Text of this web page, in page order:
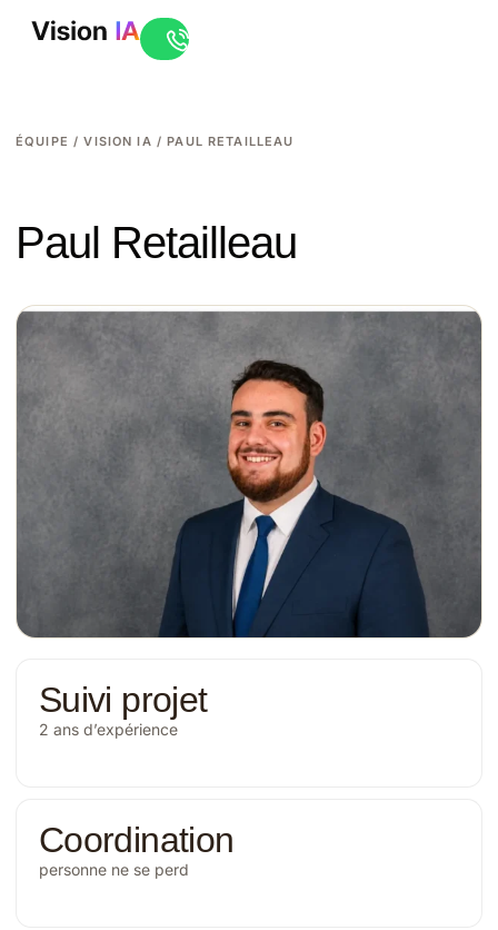
Ouvrir le live chat
ÉQUIPE / VISION IA / PAUL RETAILLEAU
Paul Retailleau
Suivi projet
2 ans d’expérience
Coordination
personne ne se perd